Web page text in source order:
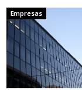
Empresas